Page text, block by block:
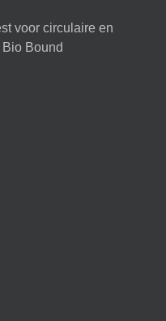
voor circulaire en
Bound